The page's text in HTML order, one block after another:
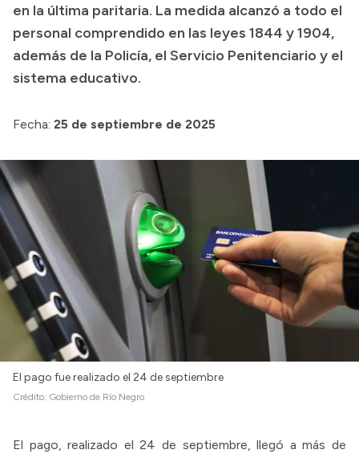
SIU GUARANÍ
SECUNDARIO
TECNICATURAS
CAPACITACIONES
en la última paritaria. La medida alcanzó a todo el
personal comprendido en las leyes 1844 y 1904,
además de la Policía, el Servicio Penitenciario y el
sistema educativo.
Fecha: 25 de septiembre de 2025
El pago fue realizado el 24 de septiembre
Crédito: Gobierno de Río Negro
El pago, realizado el 24 de septiembre, llegó a más de